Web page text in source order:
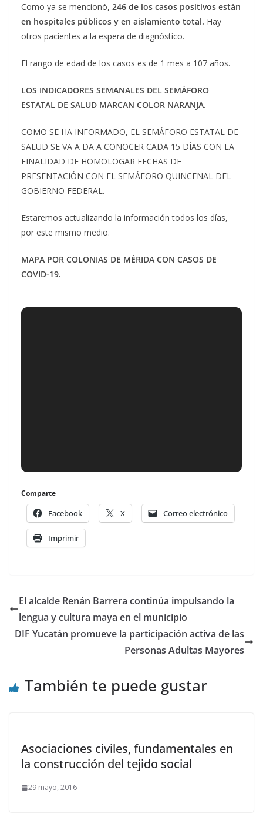
Como ya se mencionó, 246 de los casos positivos están
en hospitales públicos y en aislamiento total. Hay
otros pacientes a la espera de diagnóstico.
El rango de edad de los casos es de 1 mes a 107 años.
LOS INDICADORES SEMANALES DEL SEMÁFORO
ESTATAL DE SALUD MARCAN COLOR NARANJA.
COMO SE HA INFORMADO, EL SEMÁFORO ESTATAL DE
SALUD SE VA A DA A CONOCER CADA 15 DÍAS CON LA
FINALIDAD DE HOMOLOGAR FECHAS DE
PRESENTACIÓN CON EL SEMÁFORO QUINCENAL DEL
GOBIERNO FEDERAL.
Estaremos actualizando la información todos los días,
por este mismo medio.
MAPA POR COLONIAS DE MÉRIDA CON CASOS DE
COVID-19.
Comparte
Facebook X Correo electrónico
Imprimir
El alcalde Renán Barrera continúa impulsando la
lengua y cultura maya en el municipio
DIF Yucatán promueve la participación activa de las
Personas Adultas Mayores
También te puede gustar
Asociaciones civiles, fundamentales en
la construcción del tejido social
29 mayo, 2016